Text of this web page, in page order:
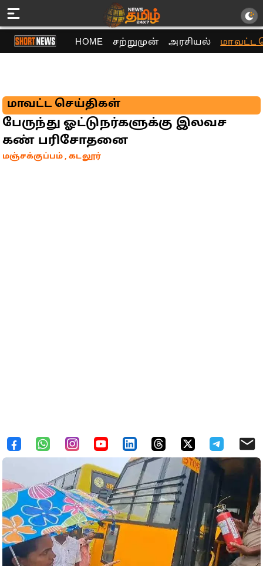
HOME சற்றுமுன் அரசியல் மாவட்ட
மாவட்ட செய்திகள்
பேருந்து ஓட்டுநர்களுக்கு இலவச
கண் பரிசோதனை
மஞ்சக்குப்பம் , கடலூர்